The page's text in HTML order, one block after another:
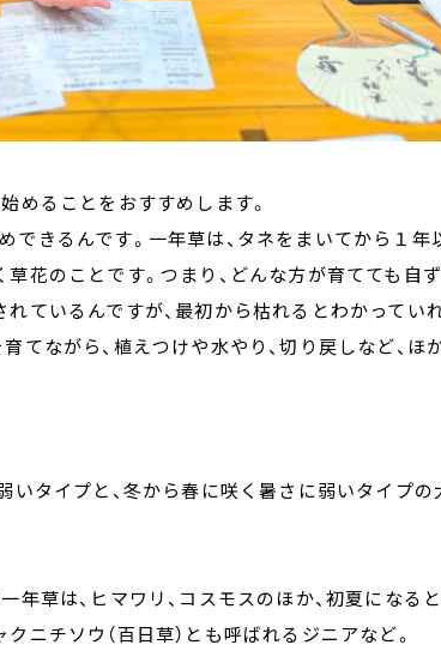
めることをおすすめします。
きるんです。一年草は、タネをまいてから１年
花のことです。つまり、どんな方が育てても自
ているんですが、最初から枯れるとわかってい
てながら、植えつけや水やり、切り戻しなど、ほ
タイプと、冬から春に咲く暑さに弱いタイプ
年草は、ヒマワリ、コスモスのほか、初夏になる
ニチソウ（百日草）とも呼ばれるジニアなど。